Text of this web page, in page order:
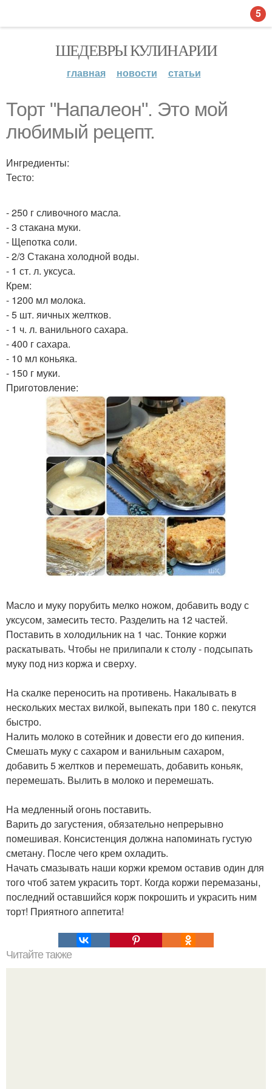
ШЕДЕВРЫ КУЛИНАРИИ
главная новости статьи
Торт "Напалеон". Это мой
любимый рецепт.
Ингредиенты:
Тесто:
- 250 г сливочного масла.
- 3 стакана муки.
- Щепотка соли.
- 2/3 Стакана холодной воды.
- 1 ст. л. уксуса.
Крем:
- 1200 мл молока.
- 5 шт. яичных желтков.
- 1 ч. л. ванильного сахара.
- 400 г сахара.
- 10 мл коньяка.
- 150 г муки.
Приготовление:
Масло и муку порубить мелко ножом, добавить воду с
уксусом, замесить тесто. Разделить на 12 частей.
Поставить в холодильник на 1 час. Тонкие коржи
раскатывать. Чтобы не прилипали к столу - подсыпать
муку под низ коржа и сверху.
На скалке переносить на противень. Накалывать в
нескольких местах вилкой, выпекать при 180 с. пекутся
быстро.
Налить молоко в сотейник и довести его до кипения.
Смешать муку с сахаром и ванильным сахаром,
добавить 5 желтков и перемешать, добавить коньяк,
перемешать. Вылить в молоко и перемешать.
На медленный огонь поставить.
Варить до загустения, обязательно непрерывно
помешивая. Консистенция должна напоминать густую
сметану. После чего крем охладить.
Начать смазывать наши коржи кремом оставив один для
того чтоб затем украсить торт. Когда коржи перемазаны,
последний оставшийся корж покрошить и украсить ним
торт! Приятного аппетита!
Читайте также
5